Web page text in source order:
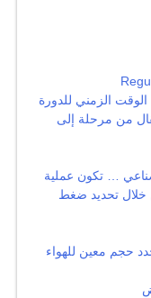
الزمني للدورة
من مرحلة إلى
… تكون عملية
خلال تحديد ضغط
حجم معين للهواء